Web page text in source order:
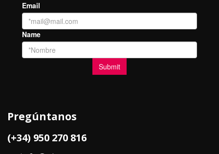
Pregúntanos
(+34) 950 270 816